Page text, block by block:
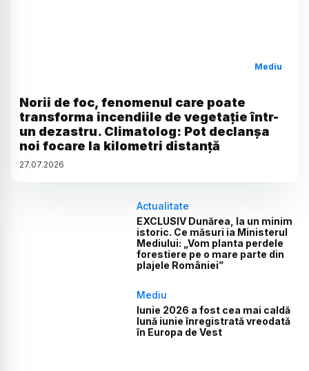
Mediu
Norii de foc, fenomenul care poate
transforma incendiile de vegetație într-
un dezastru. Climatolog: Pot declanșa
noi focare la kilometri distanță
27.07.2026
Actualitate
EXCLUSIV Dunărea, la un minim
istoric. Ce măsuri ia Ministerul
Mediului: „Vom planta perdele
forestiere pe o mare parte din
plajele României”
Mediu
Iunie 2026 a fost cea mai caldă
lună iunie înregistrată vreodată
în Europa de Vest